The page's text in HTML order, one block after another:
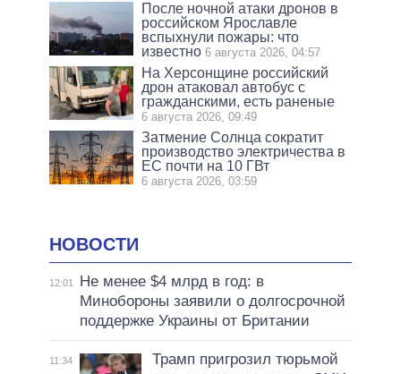
После ночной атаки дронов в
российском Ярославле
вспыхнули пожары: что
известно 6 августа 2026, 04:57
На Херсонщине российский
дрон атаковал автобус с
гражданскими, есть раненые
6 августа 2026, 09:49
Затмение Солнца сократит
производство электричества в
ЕС почти на 10 ГВт
6 августа 2026, 03:59
НОВОСТИ
12:01
Не менее $4 млрд в год: в
Минобороны заявили о долгосрочной
поддержке Украины от Британии
11:34
Трамп пригрозил тюрьмой